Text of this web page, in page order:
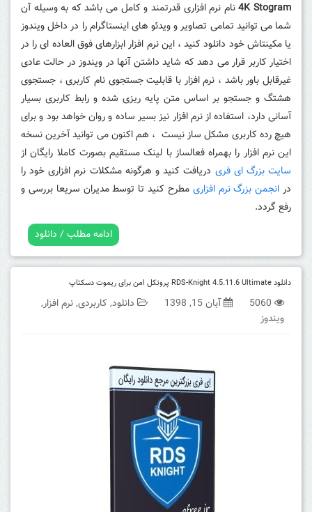
4K Stogramنام نرم افزاری قدرتمند و کامل می باشد که به وسیله آن
شما می توانید تمامی تصاویر و ویدئو های اینستاگرام را در داخل ویندوز
یا مکینتاش خود دانلود کنید ، این نرم افزار ابزارهای فوق العاده ای را در
اختیار کاربر قرار می دهد که شاید داشتن آنها در ویندوز در حالت عادی
غیرقابل باور باشد ، نرم افزار با قابلیت جستجوی نام کاربری ، جستجوی
هشتگ و جستجو بر اساس متن پایه ریزی شده و رابط کاربری بسیار
آسانی دارد، استفاده از نرم افزار نیز بسیر ساده و روان خواهد بود و برای
هیچ رده کاربری مشکل ساز نیست ، هم اکنون می توانید آخرین نسخه
این نرم افزار را بهمراه فعالساز با لینک مستقیم بصورت کاملا رایگان از
سایت بزرگ ای فری دریافت کنید و هرگونه مشکلات نرم افزاری خود را
در انجمن بزرگ نرم افزاری مطرح کنید تا توسط مدیران سریعا بررسی و
رفع گردد.
ادامه مطلب / دانلود
دانلود RDS-Knight 4.5.11.6 Ultimate پروتکل امن برای ریموت دسکتاپ
5060 آبان 15, 1398 دانلود, کاربردی,نرم افزار,
ویندوز